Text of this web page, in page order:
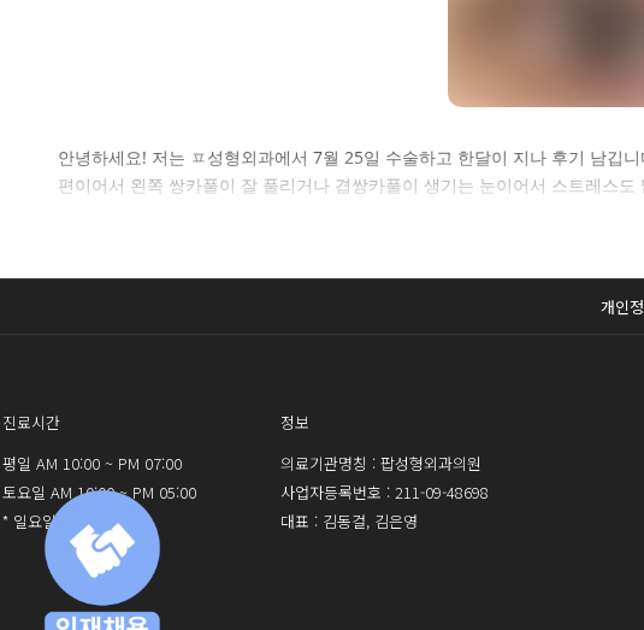
셀카후기 전
로그인 후 확인하실
안녕하세요! 저는 ㅍ성형외과에서 7월 25일 수술하고 한달이 지나 후기 남깁
편이어서 왼쪽 쌍카풀이 잘 풀리거나 겹쌍카풀이 생기는 눈이어서 스트레스
개인
진료시간
평일 AM 10:00 ~ PM 07:00
토요일 AM 10:00 ~ PM 05:00
* 일요일 휴진
정보
의료기관명칭 : 팝성형외과의원
사업자등록번호 : 211-09-48698
대표 : 김동걸, 김은영